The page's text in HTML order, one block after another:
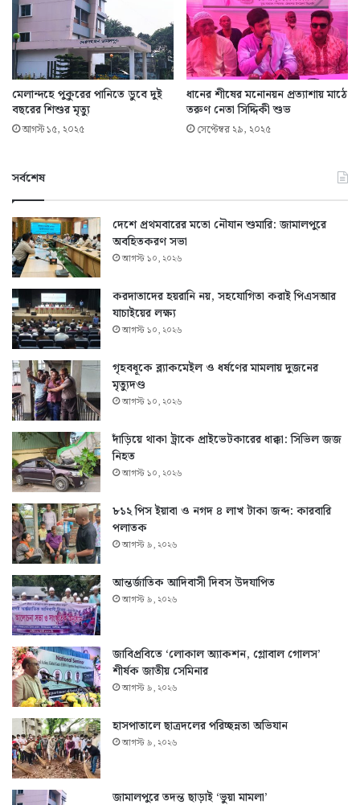
মেলান্দহে পুকুরের পানিতে ডুবে দুই
বছরের শিশুর মৃত্যু
আগস্ট ১৫, ২০২৫
ধানের শীষের মনোনয়ন প্রত্যাশায় মাঠে
তরুণ নেতা সিদ্দিকী শুভ
সেপ্টেম্বর ২৯, ২০২৫
সর্বশেষ
দেশে প্রথমবারের মতো নৌযান শুমারি: জামালপুরে
অবহিতকরণ সভা
আগস্ট ১০, ২০২৬
করদাতাদের হয়রানি নয়, সহযোগিতা করাই পিএসআর
যাচাইয়ের লক্ষ্য
আগস্ট ১০, ২০২৬
গৃহবধূকে ব্ল্যাকমেইল ও ধর্ষণের মামলায় দুজনের
মৃত্যুদণ্ড
আগস্ট ১০, ২০২৬
দাঁড়িয়ে থাকা ট্রাকে প্রাইভেটকারের ধাক্কা: সিভিল জজ
নিহত
আগস্ট ১০, ২০২৬
৮১২ পিস ইয়াবা ও নগদ ৪ লাখ টাকা জব্দ: কারবারি
পলাতক
আগস্ট ৯, ২০২৬
আন্তর্জাতিক আদিবাসী দিবস উদযাপিত
আগস্ট ৯, ২০২৬
জাবিপ্রবিতে ‘লোকাল অ্যাকশন, গ্লোবাল গোলস’
শীর্ষক জাতীয় সেমিনার
আগস্ট ৯, ২০২৬
হাসপাতালে ছাত্রদলের পরিচ্ছন্নতা অভিযান
আগস্ট ৯, ২০২৬
জামালপুরে তদন্ত ছাড়াই ‘ভুয়া মামলা’